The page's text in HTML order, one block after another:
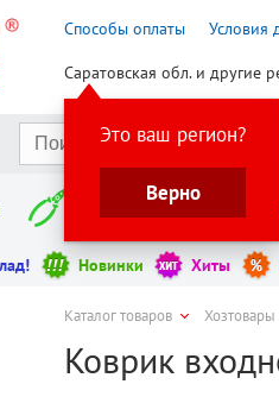
Способы оплаты Условия
Саратовская обл. и другие
Это ваш регион?
Верно
Инструменты
Новинки Хиты
Каталог товаров
Коврик